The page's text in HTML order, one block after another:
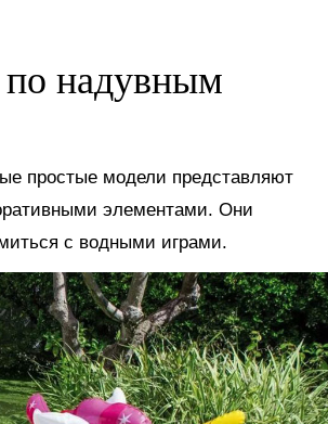
по надувным
простые модели представляют
элементами. Они
с водными играми.